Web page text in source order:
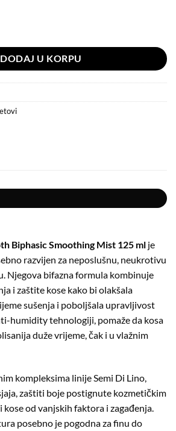
DODAJ U KORPU
Biphasic Smoothing Mist 125 ml je
razvijen za neposlušnu, neukrotivu
Njegova bifazna formula kombinuje
i zaštite kose kako bi olakšala
sušenja i poboljšala upravljivost
humidity tehnologiji, pomaže da kosa
duže vrijeme, čak i u vlažnim
kompleksima linije Semi Di Lino,
zaštiti boje postignute kozmetičkim
od vanjskih faktora i zagađenja.
posebno je pogodna za finu do